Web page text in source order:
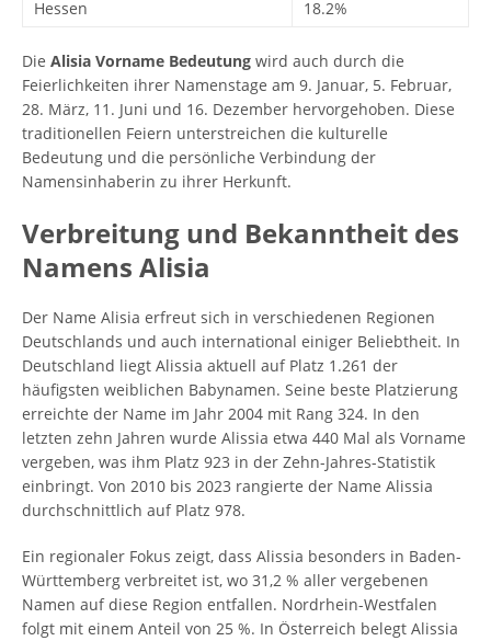
Hessen 18.2%
Die Alisia Vorname Bedeutung wird auch durch die
Feierlichkeiten ihrer Namenstage am 9. Januar, 5. Februar,
28. März, 11. Juni und 16. Dezember hervorgehoben. Diese
traditionellen Feiern unterstreichen die kulturelle
Bedeutung und die persönliche Verbindung der
Namensinhaberin zu ihrer Herkunft.
Verbreitung und Bekanntheit des
Namens Alisia
Der Name Alisia erfreut sich in verschiedenen Regionen
Deutschlands und auch international einiger Beliebtheit. In
Deutschland liegt Alissia aktuell auf Platz 1.261 der
häufigsten weiblichen Babynamen. Seine beste Platzierung
erreichte der Name im Jahr 2004 mit Rang 324. In den
letzten zehn Jahren wurde Alissia etwa 440 Mal als Vorname
vergeben, was ihm Platz 923 in der Zehn-Jahres-Statistik
einbringt. Von 2010 bis 2023 rangierte der Name Alissia
durchschnittlich auf Platz 978.
Ein regionaler Fokus zeigt, dass Alissia besonders in Baden-
Württemberg verbreitet ist, wo 31,2 % aller vergebenen
Namen auf diese Region entfallen. Nordrhein-Westfalen
folgt mit einem Anteil von 25 %. In Österreich belegt Alissia